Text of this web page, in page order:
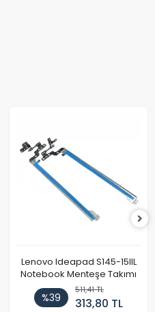
Lenovo Ideapad S145-15IIL
Notebook Menteşe Takımı
%39
511,41 TL
313,80 TL